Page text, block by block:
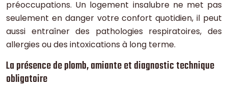
préoccupations. Un logement insalubre ne met pas
seulement en danger votre confort quotidien, il peut
aussi entraîner des pathologies respiratoires, des
allergies ou des intoxications à long terme.
La présence de plomb, amiante et diagnostic technique
obligatoire